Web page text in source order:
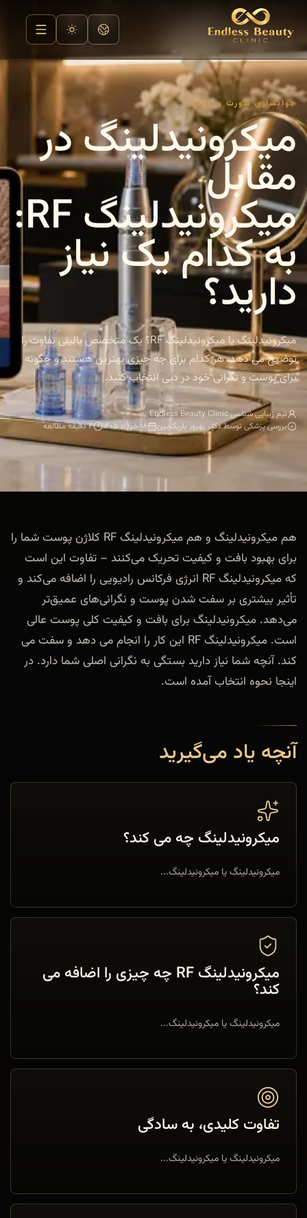
جوانسازی صورت و پوست
میکرونیدلینگ در
مقابل
میکرونیدلینگ RF:
به کدام یک نیاز
دارید؟
میکرونیدلینگ یا میکرونیدلینگ RF؟ یک متخصص بالینی تفاوت را
توضیح می دهد، هر کدام برای چه چیزی بهترین هستند و چگونه
برای پوست و نگرانی خود در دبی انتخاب کنید.
تیم زیبایی شناسی Endless Beauty Clinic
بررسی پزشکی توسط دکتر بهروز باریک‌بین
۱۸ خرداد ۱۴۰۵ ۴ دقیقه مطالعه
هم میکرونیدلینگ و هم میکرونیدلینگ RF کلاژن پوست شما را
برای بهبود بافت و کیفیت تحریک می‌کنند – تفاوت این است
که میکرونیدلینگ RF انرژی فرکانس رادیویی را اضافه می‌کند و
تأثیر بیشتری بر سفت شدن پوست و نگرانی‌های عمیق‌تر
می‌دهد. میکرونیدلینگ برای بافت و کیفیت کلی پوست عالی
است. میکرونیدلینگ RF این کار را انجام می دهد و سفت می
کند. آنچه شما نیاز دارید بستگی به نگرانی اصلی شما دارد. در
اینجا نحوه انتخاب آمده است.
آنچه یاد می‌گیرید
میکرونیدلینگ چه می کند؟
میکرونیدلینگ یا میکرونیدلینگ...
میکرونیدلینگ RF چه چیزی را اضافه می
کند؟
میکرونیدلینگ یا میکرونیدلینگ...
تفاوت کلیدی، به سادگی
میکرونیدلینگ یا میکرونیدلینگ...